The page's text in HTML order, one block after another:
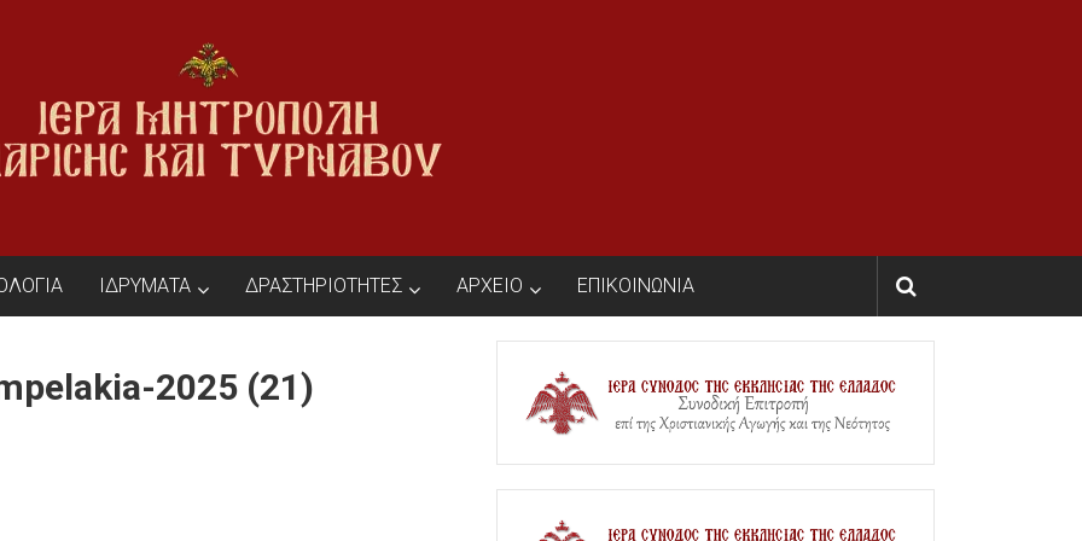
ΙΔΡΥΜΑΤΑ ΔΡΑΣΤΗΡΙΟΤΗΤΕΣ ΑΡΧΕΙΟ ΕΠΙΚΟΙΝΩΝΙΑ
2025 (21)